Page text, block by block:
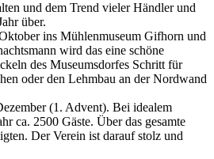
und dem Trend vieler Händler und
über.
ins Mühlenmuseum Gifhorn und
wird das eine schöne
des Museumsdorfes Schritt für
oder den Lehmbau an der Nordwand
(1. Advent). Bei idealem
ca. 2500 Gäste. Über das gesamte
Der Verein ist darauf stolz und